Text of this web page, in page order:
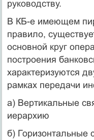
руководству.
В КБ-е имеющем
правило,
основной круг
построения
характеризуются
рамках передачи
а) Вертикальные
иерархию
б) Горизонтальные